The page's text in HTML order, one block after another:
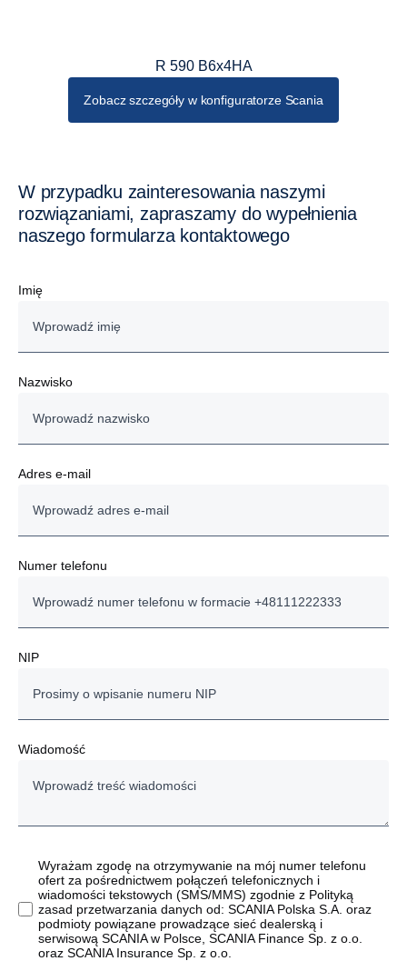
R 590 B6x4HA
Zobacz szczegóły w konfiguratorze Scania
W przypadku zainteresowania naszymi
rozwiązaniami, zapraszamy do wypełnienia
naszego formularza kontaktowego
Imię
Nazwisko
Adres e-mail
Numer telefonu
NIP
Wiadomość
Wyrażam zgodę na otrzymywanie na mój numer telefonu
ofert za pośrednictwem połączeń telefonicznych i
wiadomości tekstowych (SMS/MMS) zgodnie z Polityką
zasad przetwarzania danych od: SCANIA Polska S.A. oraz
podmioty powiązane prowadzące sieć dealerską i
serwisową SCANIA w Polsce, SCANIA Finance Sp. z o.o.
oraz SCANIA Insurance Sp. z o.o.